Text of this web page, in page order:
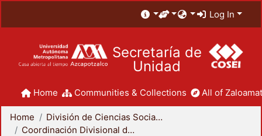
Log In
Secretaría de
Unidad
Home Communities & Collections All of
Home
División de Ciencias Sociales y Humanidades
Coordinación Divisional de Posgrado